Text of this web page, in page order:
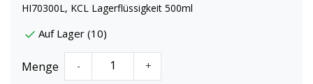
HI70300L, KCL Lagerflüssigkeit 500ml
Auf Lager (10)
Menge - +